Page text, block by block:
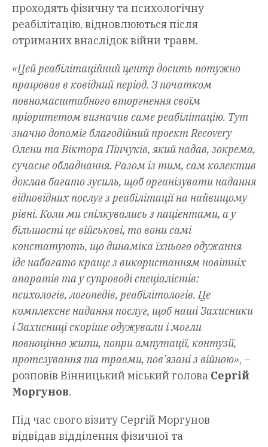
проходять фізичну та психологічну
реабілітацію, відновлюються після
отриманих внаслідок війни травм.
«Цей реабілітаційний центр досить потужно
працював в ковідний період. З початком
повномасштабного вторгнення своїм
пріоритетом визначив саме реабілітацію. Тут
значно допоміг благодійний проєкт Recovery
Олени та Віктора Пінчуків, який надав, зокрема,
сучасне обладнання. Разом із тим, сам колектив
доклав багато зусиль, щоб організувати надання
відповідних послуг з реабілітації на найвищому
рівні. Коли ми спілкувались з пацієнтами, а у
більшості це військові, то вони самі
констатують, що динаміка їхнього одужання
іде набагато краще з використанням новітніх
апаратів та у супроводі спеціалістів:
психологів, логопедів, реабілітологів. Це
комплексне надання послуг, щоб наші Захисники
і Захисниці скоріше одужували і могли
повноцінно жити, попри ампутації, контузії,
протезування та травми, пов’язані з війною», –
розповів Вінницький міський голова Сергій
Моргунов.
Під час свого візиту Сергій Моргунов
відвідав відділення фізичної та